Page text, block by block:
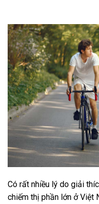
Có rất nhiều lý do giải
chiếm thị phần lớn ở Việt